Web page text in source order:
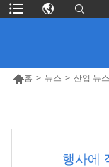
홈 > 뉴스 > 산업 뉴스
행사에